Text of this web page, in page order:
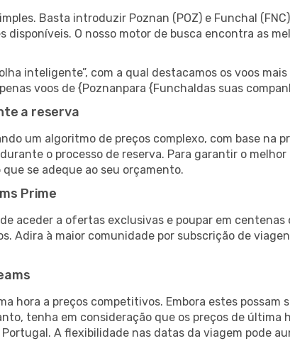
Basta introduzir Poznan (POZ) e Funchal
disponíveis. O nosso motor de busca encontra as
inteligente”, com a qual destacamos os voos
voos de {Poznanpara {Funchaldas suas
a reserva
um algoritmo de preços complexo, com base na
o processo de reserva. Para garantir o
se adeque ao seu orçamento.
Prime
aceder a ofertas exclusivas e poupar em
Adira à maior comunidade por subscrição de
hora a preços competitivos. Embora estes possam
tenha em consideração que os preços de última
A flexibilidade nas datas da viagem pode